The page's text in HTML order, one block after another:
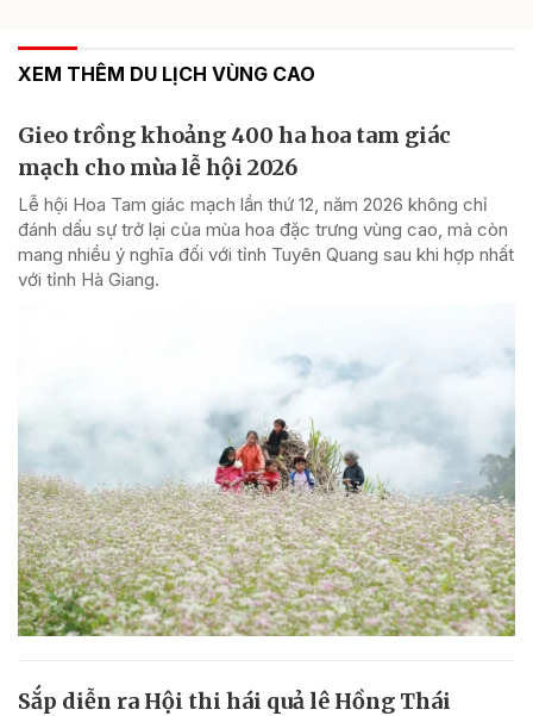
XEM THÊM DU LỊCH VÙNG CAO
Gieo trồng khoảng 400 ha hoa tam giác
mạch cho mùa lễ hội 2026
Lễ hội Hoa Tam giác mạch lần thứ 12, năm 2026 không chỉ
đánh dấu sự trở lại của mùa hoa đặc trưng vùng cao, mà còn
mang nhiều ý nghĩa đối với tỉnh Tuyên Quang sau khi hợp nhất
với tỉnh Hà Giang.
Sắp diễn ra Hội thi hái quả lê Hồng Thái